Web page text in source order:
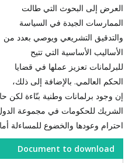
العرض إلى البحوث التي طالت
الممارسات الجيدة في السياسة
والتدقيق التشريعي ويوصي بعدد من
الأساليب الأساسية التي تتيح
للبرلمانات تعزيز عملها في قضايا
الحكم العالمي. بالإضافة إلى ذلك،
إن وجود برلمانات وطنية بنّاءة لكن
الشريك للحكومات في مجموعة
احترام وعودها والخضوع للمساءلة
Document to download